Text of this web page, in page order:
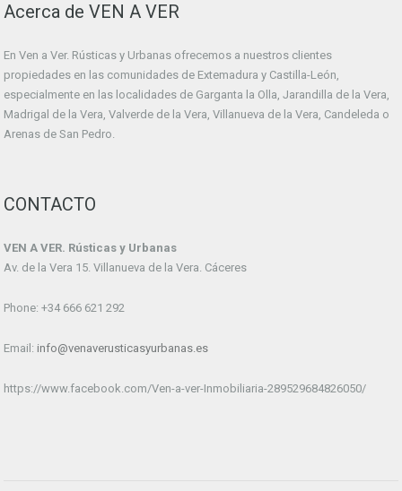
Acerca de VEN A VER
En Ven a Ver. Rústicas y Urbanas ofrecemos a nuestros clientes
propiedades en las comunidades de Extemadura y Castilla-León,
especialmente en las localidades de Garganta la Olla, Jarandilla de la Vera,
Madrigal de la Vera, Valverde de la Vera, Villanueva de la Vera, Candeleda o
Arenas de San Pedro.
CONTACTO
VEN A VER. Rústicas y Urbanas
Av. de la Vera 15. Villanueva de la Vera. Cáceres
Phone: +34 666 621 292
Email: info@venaverusticasyurbanas.es
https://www.facebook.com/Ven-a-ver-Inmobiliaria-289529684826050/